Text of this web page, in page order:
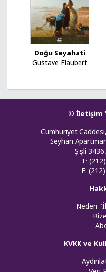
Doğu Seyahati
Gustave Flaubert
© İletişim
Cumhuriyet
Seyhan
Şişli
T:
F:
Neden
KVKK ve